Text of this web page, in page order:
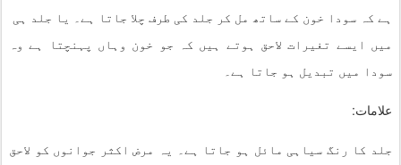
ہے کہ سودا خون کے ساتھ مل کر جلد کی طرف چلا جاتا ہے۔ یا جلد ہی
میں ایسے تغیرات لاحق ہوتے ہیں کہ جو خون وہاں پہنچتا ہے وہ
سودا میں تبدیل ہو جاتا ہے۔
علامات:
جلد کا رنگ سیاہی مائل ہو جاتا ہے۔ یہ مرض اکثر جوانوں کو لاحق